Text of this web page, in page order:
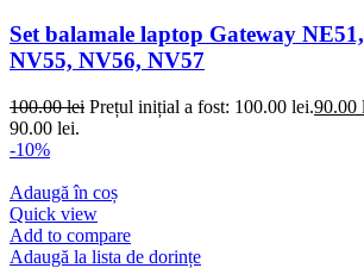
Set balamale laptop Gateway
NV55, NV56, NV57
100.00lei Prețul inițial a fost: 100.00 lei.90.00
90.00 lei.
-10%
Adaugă în coș
Quick view
Add to compare
Adaugă la lista de dorințe